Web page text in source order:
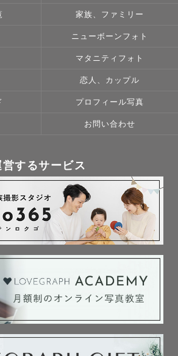
な写真をお届けできるように
ます 𓂃🕊
い日常の『今』、特別な一日の『今』
せていただきます🕊 𓂃𓈒 𓂂
家族、ファミリー
ニューボーンフォト
マタニティフォト
恋人、カップル
プロフィール写真
お問い合わせ
するサービス